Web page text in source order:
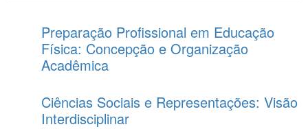
Preparação Profissional em Educação
Física: Concepção e Organização
Acadêmica
Ciências Sociais e Representações: Visão
Interdisciplinar